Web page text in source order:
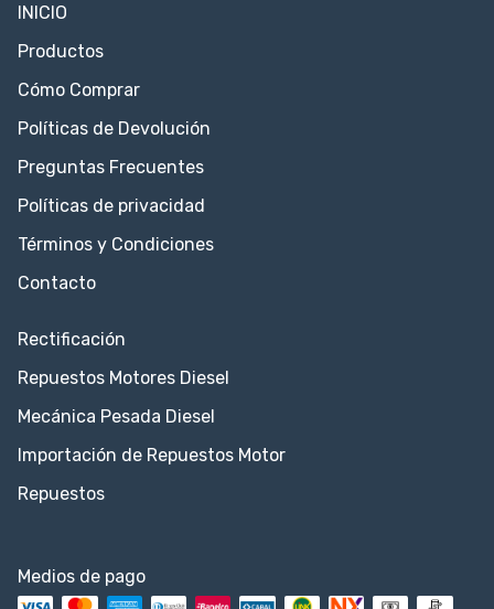
INICIO
Productos
Cómo Comprar
Políticas de Devolución
Preguntas Frecuentes
Políticas de privacidad
Términos y Condiciones
Contacto
Rectificación
Repuestos Motores Diesel
Mecánica Pesada Diesel
Importación de Repuestos Motor
Repuestos
Medios de pago